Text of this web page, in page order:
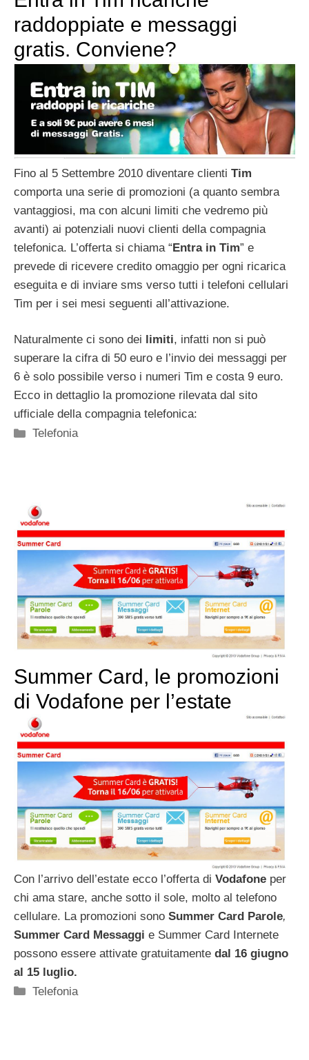
raddoppiate e messaggi
gratis. Conviene?
Fino al 5 Settembre 2010 diventare clienti Tim
comporta una serie di promozioni (a quanto sembra
vantaggiosi, ma con alcuni limiti che vedremo più
avanti) ai potenziali nuovi clienti della compagnia
telefonica. L’offerta si chiama “Entra in Tim” e
prevede di ricevere credito omaggio per ogni ricarica
eseguita e di inviare sms verso tutti i telefoni cellulari
Tim per i sei mesi seguenti all’attivazione.
Naturalmente ci sono dei limiti, infatti non si può
superare la cifra di 50 euro e l’invio dei messaggi per
6 è solo possibile verso i numeri Tim e costa 9 euro.
Ecco in dettaglio la promozione rilevata dal sito
ufficiale della compagnia telefonica:
Categorie
Telefonia
Summer Card, le promozioni
di Vodafone per l’estate
Con l’arrivo dell’estate ecco l’offerta di Vodafone per
chi ama stare, anche sotto il sole, molto al telefono
cellulare. La promozioni sono Summer Card Parole,
Summer Card Messaggi e Summer Card Internete
possono essere attivate gratuitamente dal 16 giugno
al 15 luglio.
Categorie
Telefonia